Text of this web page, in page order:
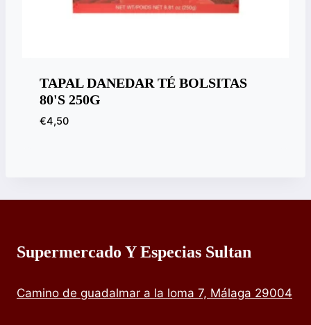
TAPAL DANEDAR TÉ BOLSITAS
80'S 250G
€4,50
Supermercado Y Especias Sultan
Camino de guadalmar a la loma 7, Málaga 29004